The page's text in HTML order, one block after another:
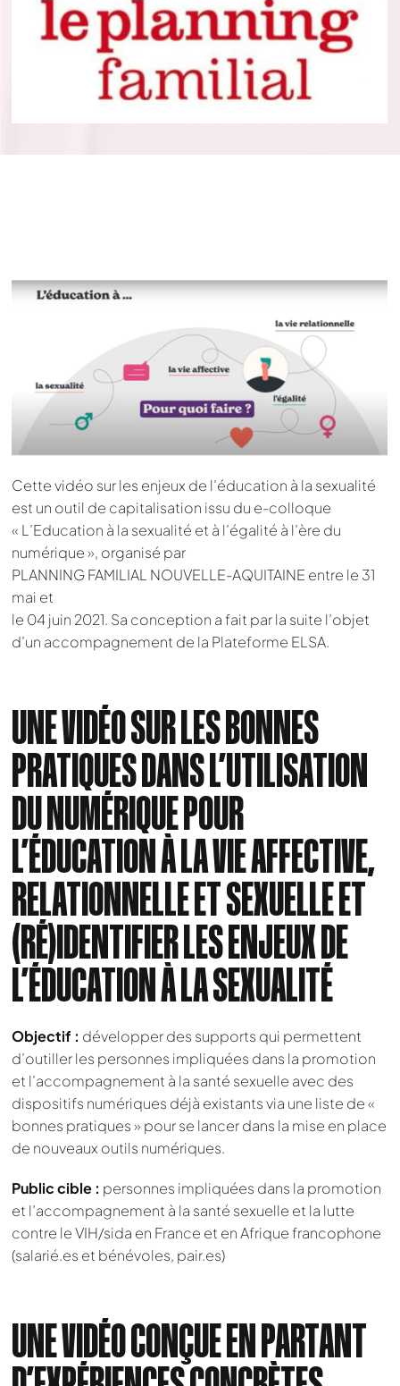
Cette vidéo sur les enjeux de l’éducation à la sexualité
est un outil de capitalisation issu du e-colloque
« L’Education à la sexualité et à l’égalité à l’ère du
numérique », organisé par
PLANNING FAMILIAL NOUVELLE-AQUITAINE entre le 31
mai et
le 04 juin 2021. Sa conception a fait par la suite l’objet
d’un accompagnement de la Plateforme ELSA.
UNE VIDÉO SUR LES BONNES
PRATIQUES DANS L’UTILISATION
DU NUMÉRIQUE POUR
L’ÉDUCATION À LA VIE AFFECTIVE,
RELATIONNELLE ET SEXUELLE ET
(RÉ)IDENTIFIER LES ENJEUX DE
L’ÉDUCATION À LA SEXUALITÉ
Objectif : développer des supports qui permettent
d’outiller les personnes impliquées dans la promotion
et l’accompagnement à la santé sexuelle avec des
dispositifs numériques déjà existants via une liste de «
bonnes pratiques » pour se lancer dans la mise en place
de nouveaux outils numériques.
Public cible : personnes impliquées dans la promotion
et l’accompagnement à la santé sexuelle et la lutte
contre le VIH/sida en France et en Afrique francophone
(salarié.es et bénévoles, pair.es)
UNE VIDÉO CONÇUE EN PARTANT